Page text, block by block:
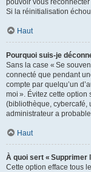
pouvoir vous
Si la réinitialisation
Haut
Pourquoi suis-je
Sans la case « Se
connecté que pendant
compte par quelqu’un
moi ». Évitez cette
(bibliothèque, cybercafé,
administrateur a
Haut
À quoi sert « Supprimer
Cette option efface tous